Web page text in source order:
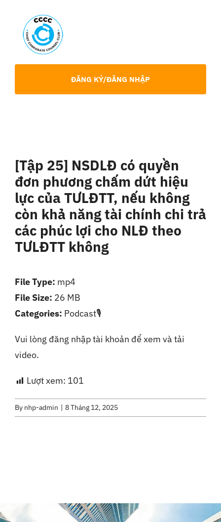
content
Chia Sẻ Chuyên Môn
Tin tức
Liên Hệ
ĐĂNG KÝ/ĐĂNG NHẬP
[Tập 25] NSDLĐ có quyền
đơn phương chấm dứt hiệu
lực của TƯLĐTT, nếu không
còn khả năng tài chính chi trả
các phúc lợi cho NLĐ theo
TƯLĐTT không
Vui lòng đăng nhập tài khoản để xem và tải
video.
Lượt xem: 101
File Type: mp4
File Size: 26 MB
Categories: Podcast🎙️
By nhp-admin 8 Tháng 12, 2025